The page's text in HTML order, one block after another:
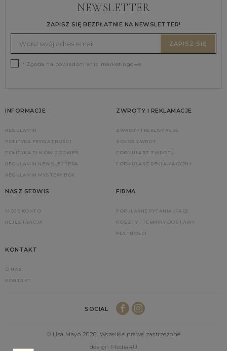
NEWSLETTER
ZAPISZ SIĘ BEZPŁATNIE NA NEWSLETTER!
ZAPISZ SIĘ
* Zgoda na powiadomienia marketingowe
INFORMACJE
REGULAMIN
POLITYKA PRYWATNOŚCI
POLITYKA PLIKÓW COOKIES
REGULAMIN NEWSLETTERA
REGULAMIN MYSTERY BOX
ZWROTY I REKLAMACJE
ZWROTY I REKLAMACJE
ZGŁOŚ ZWROT
FORMULARZ ZWROTU
FORMULARZ REKLAMACYJNY
NASZ SERWIS
MOJE KONTO
REJESTRACJA
FIRMA
POPULARNE PYTANIA (FAQ)
KOSZTY I TERMINY DOSTAWY
PŁATNOŚCI
KONTAKT
O NAS
KONTAKT
SOCIAL
© Lisa Mayo 2026. Wszelkie prawa zastrzeżone
design Media4U